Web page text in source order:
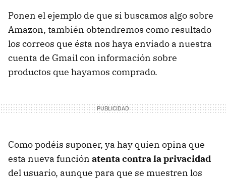
Ponen el ejemplo de que si buscamos algo sobre
Amazon, también obtendremos como resultado
los correos que ésta nos haya enviado a nuestra
cuenta de Gmail con información sobre
productos que hayamos comprado.
Como podéis suponer, ya hay quien opina que
esta nueva función atenta contra la privacidad
del usuario, aunque para que se muestren los